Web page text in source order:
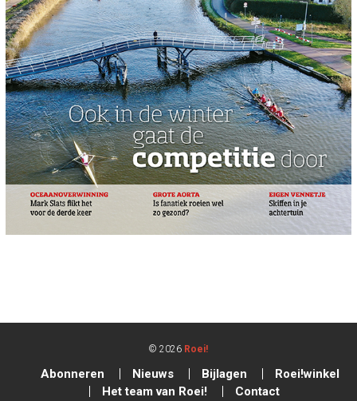
© 2026 Roei!
Abonneren Nieuws Bijlagen
Roei!winkel
Het team van Roei!
Contact